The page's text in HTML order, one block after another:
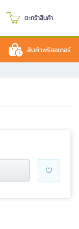
ตะกร้าสินค้า
สินค้าพรีออเดอร์